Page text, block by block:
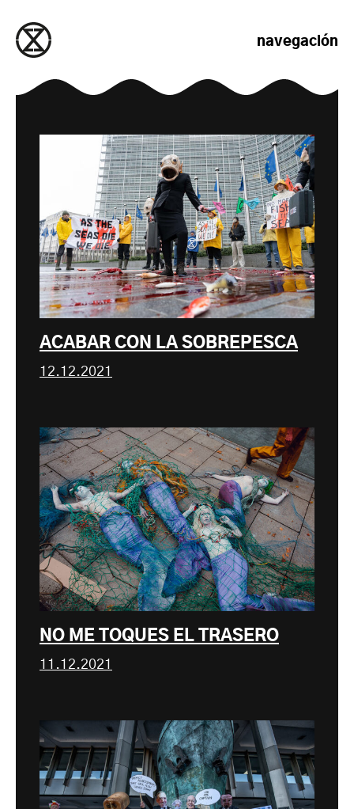
navegación
ACABAR CON LA SOBREPESCA
12.12.2021
NO ME TOQUES EL TRASERO
11.12.2021